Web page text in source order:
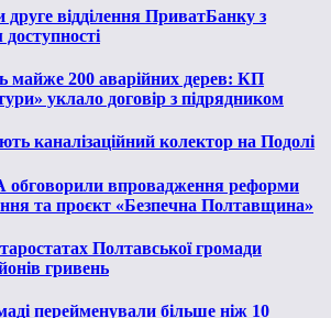
відділення ПриватБанку з
майже 200 аварійних дерев: КП
уклало договір з підрядником
каналізаційний колектор на Подолі
обговорили впровадження реформи
та проєкт «Безпечна Полтавщина»
Полтавської громади
гривень
перейменували більше ніж 10